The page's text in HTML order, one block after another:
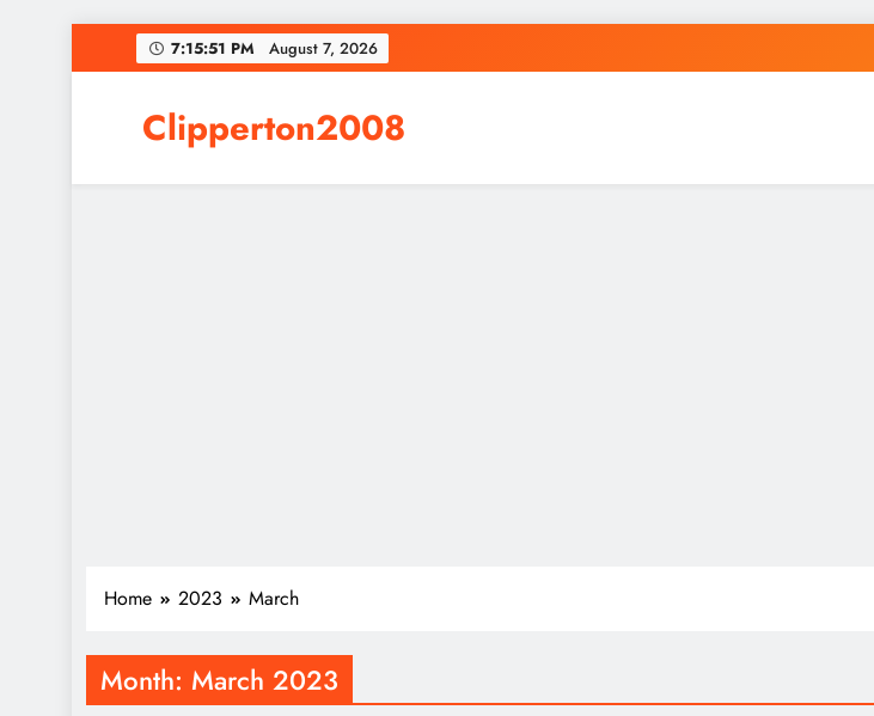
to
7:15:52 PM August 7, 2026
Clipperton2008
Home 2023 March
Month: March 2023